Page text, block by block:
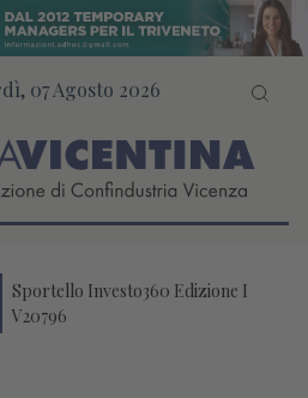
07 Agosto 2026
Sportello Investo360 Edizione I
V20796